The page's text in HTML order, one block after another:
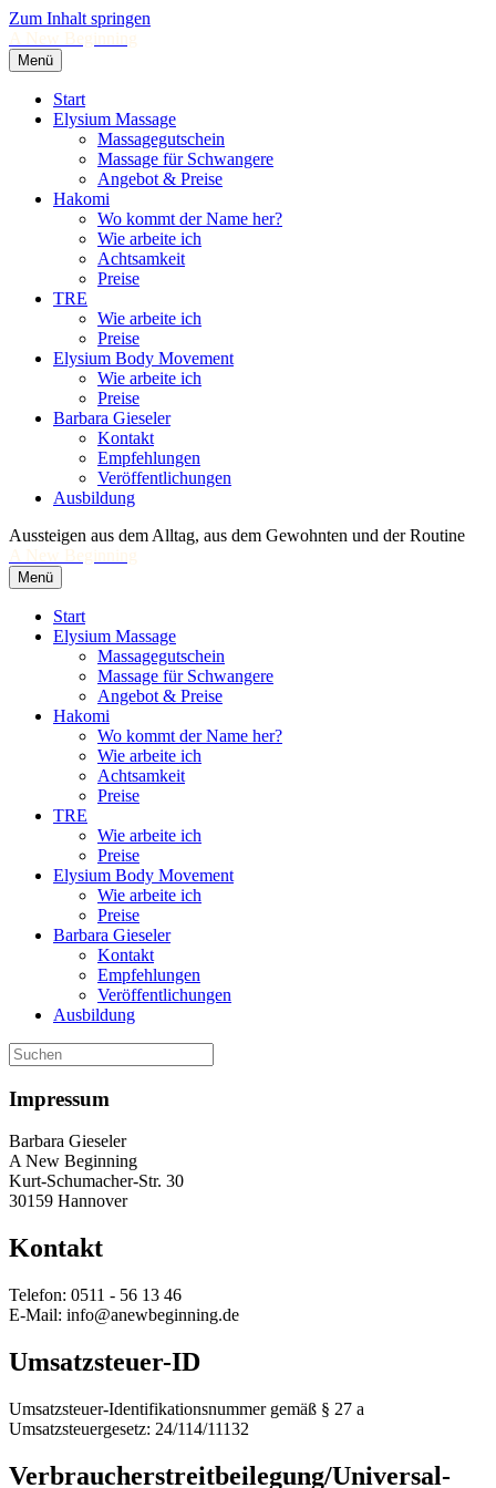
Zum Inhalt springen
A New Beginning
Menü
Start
Elysium Massage
Massagegutschein
Massage für Schwangere
Angebot & Preise
Hakomi
Wo kommt der Name her?
Wie arbeite ich
Achtsamkeit
Preise
TRE
Wie arbeite ich
Preise
Elysium Body Movement
Wie arbeite ich
Preise
Barbara Gieseler
Kontakt
Empfehlungen
Veröffentlichungen
Ausbildung
Aussteigen aus dem Alltag, aus dem Gewohnten und der Routine
A New Beginning
Menü
Start
Elysium Massage
Massagegutschein
Massage für Schwangere
Angebot & Preise
Hakomi
Wo kommt der Name her?
Wie arbeite ich
Achtsamkeit
Preise
TRE
Wie arbeite ich
Preise
Elysium Body Movement
Wie arbeite ich
Preise
Barbara Gieseler
Kontakt
Empfehlungen
Veröffentlichungen
Ausbildung
Impressum
Barbara Gieseler
A New Beginning
Kurt-Schumacher-Str. 30
30159 Hannover
Kontakt
Telefon: 0511 - 56 13 46
E-Mail: info@anewbeginning.de
Umsatzsteuer-ID
Umsatzsteuer-Identifikationsnummer gemäß § 27 a
Umsatzsteuergesetz: 24/114/11132
Verbraucher­streit­beilegung/Universal­